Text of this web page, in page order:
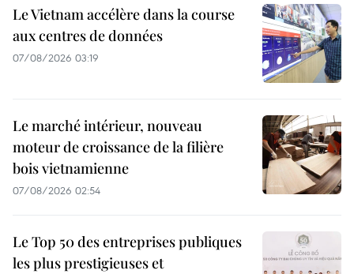
Le Vietnam accélère dans la course
aux centres de données
07/08/2026 03:19
Le marché intérieur, nouveau
moteur de croissance de la filière
bois vietnamienne
07/08/2026 02:54
Le Top 50 des entreprises publiques
les plus prestigieuses et